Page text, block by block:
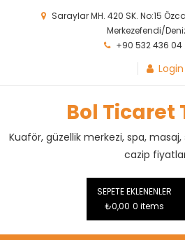
Saraylar MH. 420 SK. No:15
Merkezefendi/
+90 532 436 04
Login
Bol Ticaret
Kuaför, güzellik merkezi, spa,
cazip
SEPETE EKLENENLER
₺0,00 0 items